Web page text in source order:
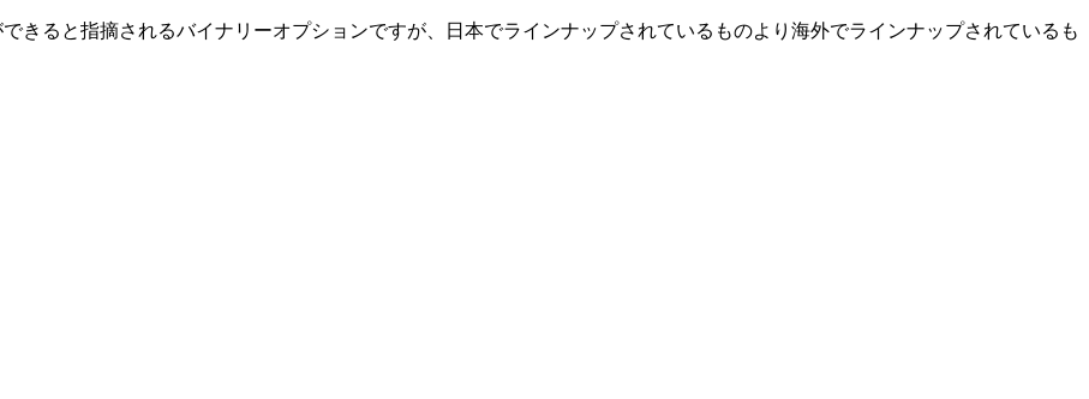
きると指摘されるバイナリーオプションですが、日本でラインナップされているものより海外でラインナップされているも